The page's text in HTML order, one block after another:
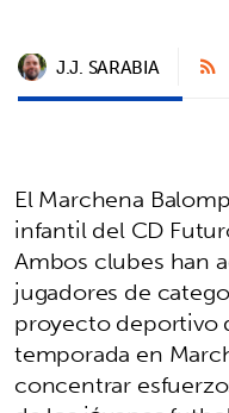
J.J. SARABIA
El Marchena
infantil del CD
Ambos clubes han
jugadores de
proyecto deportivo
temporada en
concentrar